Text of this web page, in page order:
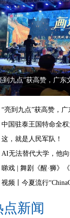
到九点”获高赞，广东
这，就是人民军队！
AI无法替代大学，他
视频丨今夏流行
点新闻